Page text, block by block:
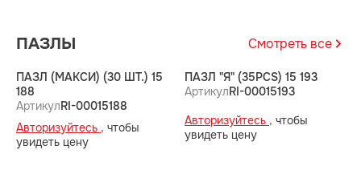
ПАЗЛЫ Смотреть все
ПАЗЛ (МАКСИ) (30 ШТ.) 15
188
АртикулRI-00015188
Авторизуйтесь , чтобы
увидеть цену
ПАЗЛ "Я" (35PCS) 15 193
АртикулRI-00015193
Авторизуйтесь , чтобы
увидеть цену